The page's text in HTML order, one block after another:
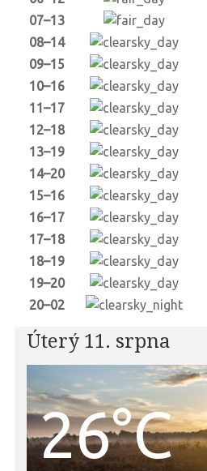
07–13
08–14
09–15
10–16
11–17
12–18
13–19
14–20
15–16
16–17
17–18
18–19
19–20
20–02
Úterý 11. srpna
26°C